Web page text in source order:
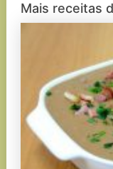
Mais receitas